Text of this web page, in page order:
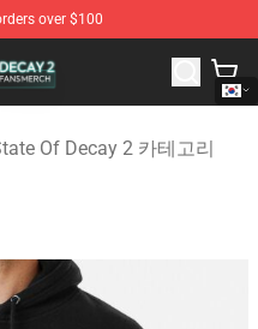
over $100
State Of Decay 2
Of Decay 2 카테고리